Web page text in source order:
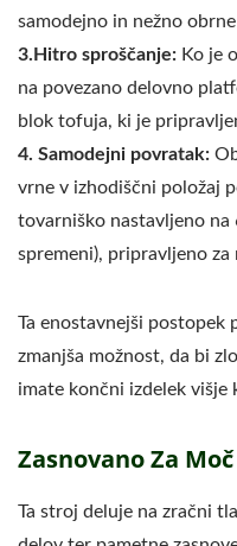
samodejno in nežno
3.Hitro sproščanje: Ko je
na povezano delovno
blok tofuja, ki je
4. Samodejni povratak:
vrne v izhodiščni položaj
tovarniško nastavljeno na
spremeni), pripravljeno za
Ta enostavnejši postopek
zmanjša možnost, da bi
imate končni izdelek višje
Zasnovano Za
Ta stroj deluje na zračni